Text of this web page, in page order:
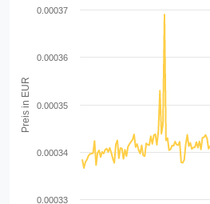
Preis in EUR
0.00033
0.00034
0.00035
0.00036
0.00037